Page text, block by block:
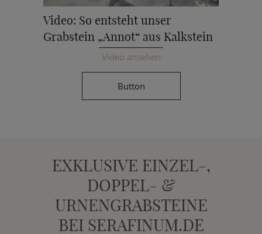
Video: So entsteht unser
Grabstein „Annot“ aus Kalkstein
Video ansehen
Button
EXKLUSIVE EINZEL-,
DOPPEL- &
URNENGRABSTEINE
BEI SERAFINUM.DE